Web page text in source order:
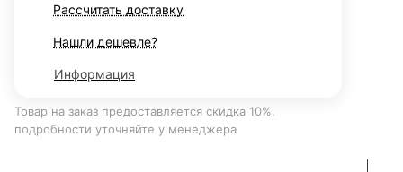
Рассчитать доставку
Нашли дешевле?
Информация
Товар на заказ предоставляется скидка 10%,
подробности уточняйте у менеджера